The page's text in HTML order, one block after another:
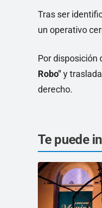
Tras ser
un operativo
Por disposición
Robo"y
derecho.
Te puede